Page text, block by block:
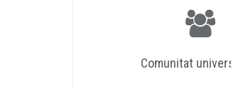
Comunitat